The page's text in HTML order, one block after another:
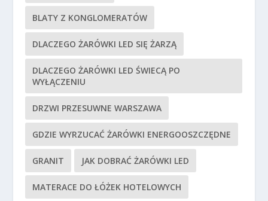
BLATY Z KONGLOMERATÓW
DLACZEGO ŻARÓWKI LED SIĘ ŻARZĄ
DLACZEGO ŻARÓWKI LED ŚWIECĄ PO
WYŁĄCZENIU
DRZWI PRZESUWNE WARSZAWA
GDZIE WYRZUCAĆ ŻARÓWKI ENERGOOSZCZĘDNE
GRANIT JAK DOBRAĆ ŻARÓWKI LED
MATERACE DO ŁÓŻEK HOTELOWYCH